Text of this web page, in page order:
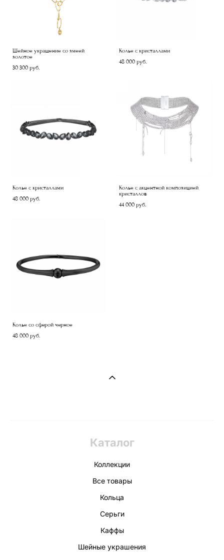
Шейное украшение со змеей
золотое
30 300 pуб.
Колье с кристаллами
48 000 pуб.
Колье с кристаллами
48 000 pуб.
Колье с акцентной композицией
кристаллов
44 000 pуб.
Колье со сферой черное
48 000 pуб.
Каталог
Коллекции
Все товары
Кольца
Серьги
Каффы
Шейные украшения